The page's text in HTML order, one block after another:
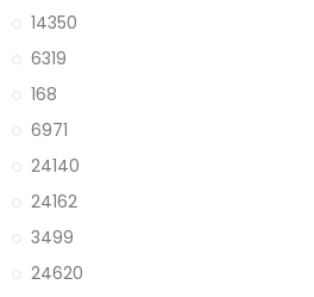
14350
6319
168
6971
24140
24162
3499
24620